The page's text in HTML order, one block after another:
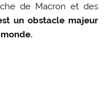
de Macron et des
un obstacle majeur